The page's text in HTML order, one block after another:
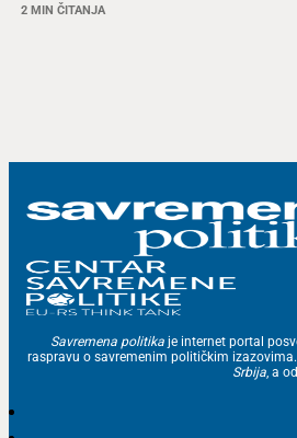
2 MIN ČITANJA
Savremena politika je internet portal
raspravu o savremenim političkim
Srbija , a